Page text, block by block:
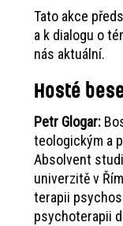
Tato akce
a k dialogu o
nás aktuální.
Hosté
Petr Glogar:
teologickým a
Absolvent
univerzitě v
terapii
psychoterapii